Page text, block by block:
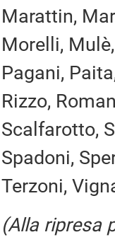
Marattin,
Morelli,
Pagani,
Rizzo,
Scalfarotto,
Spadoni,
Terzoni,
(Alla ripresa